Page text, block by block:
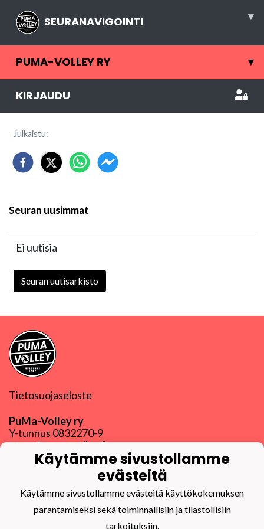
SEURANAVIGOINTI ▾
PUMA-VOLLEY RY ▾
KIRJAUDU
Julkaistu:
Seuran uusimmat
Ei uutisia
Seuran uutisarkisto
Tietosuojaseloste
PuMa-Volley ry
Y-tunnus 0832270-9
puma@puma-volley.fi
Linkki muihin yhteystietoihin
Käytämme sivustollamme
evästeitä
Käytämme sivustollamme evästeitä käyttökokemuksen
parantamiseksi sekä toiminnallisiin ja tilastollisiin
tarkoituksiin.